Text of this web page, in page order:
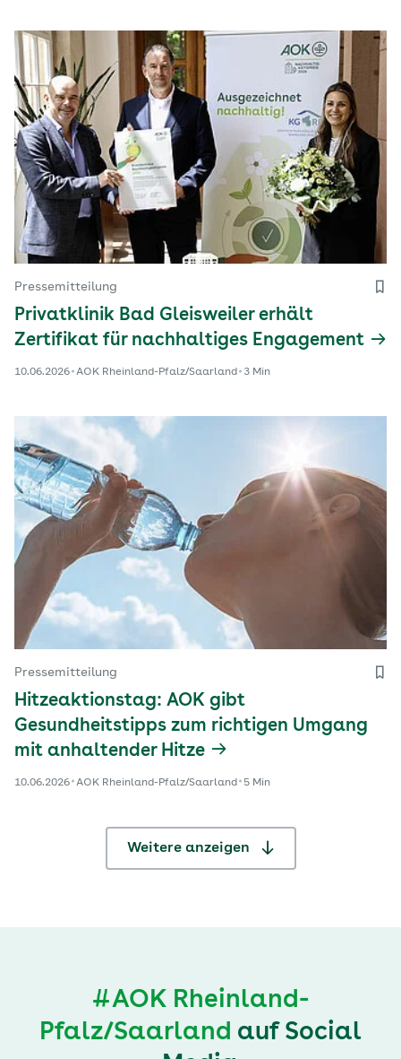
Pressemitteilung
Privatklinik Bad Gleisweiler erhält
Zertifikat für nachhaltiges Engagement
10.06.2026 AOK Rheinland-Pfalz/Saarland 3 Min
Pressemitteilung
Hitzeaktionstag: AOK gibt
Gesundheitstipps zum richtigen Umgang
mit anhaltender Hitze
10.06.2026 AOK Rheinland-Pfalz/Saarland 5 Min
Weitere anzeigen
#AOK Rheinland-
Pfalz/Saarland auf Social